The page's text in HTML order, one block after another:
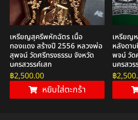
เหรียญสุครีพหักฉัตร เนื้อ
ทองแดง สร้างปี 2556 หลวงพ่อ
สุพจน์ วัดศรีทรงธรรม จังหวัด
นครสวรรค์เสก
฿2,500.00
หยิบใส่ตะกร้า
เหรียญ
หลังดา
พจน์ วัด
นครสวร
฿